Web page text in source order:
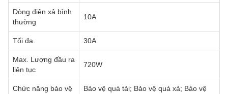
Dòng điện xả bình
thường
10A
Tối đa. 30A
Max. Lượng đầu ra
liên tục
720W
Chức năng bảo vệ
Bảo vệ quá tải; Bảo vệ quá xả; Bảo vệ